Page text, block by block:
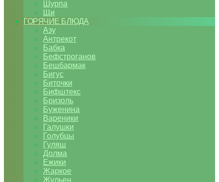
Шурпа
Щи
ГОРЯЧИЕ БЛЮДА
Азу
Антрекот
Бабка
Бефстроганов
Бешбармак
Бигус
Биточки
Бифштекс
Бризоль
Буженина
Вареники
Галушки
Голубцы
Гуляш
Долма
Ежики
Жаркое
Жульен